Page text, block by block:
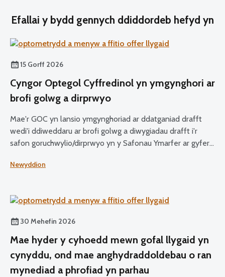
Efallai y bydd gennych ddiddordeb hefyd yn
15 Gorff 2026
Cyngor Optegol Cyffredinol yn ymgynghori ar
brofi golwg a dirprwyo
Mae'r GOC yn lansio ymgynghoriad ar ddatganiad drafft
wedi'i ddiweddaru ar brofi golwg a diwygiadau drafft i'r
safon goruchwylio/dirprwyo yn y Safonau Ymarfer ar gyfer
gyfer Myfyrwyr Optegol.
Newyddion
30 Mehefin 2026
Mae hyder y cyhoedd mewn gofal llygaid yn
cynyddu, ond mae anghydraddoldebau o ran
mynediad a phrofiad yn parhau